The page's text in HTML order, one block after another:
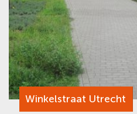
Winkelstraat Utrecht